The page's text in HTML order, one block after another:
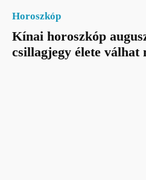
Horoszkóp
Kínai horoszkóp
csillagjegy élete válhat